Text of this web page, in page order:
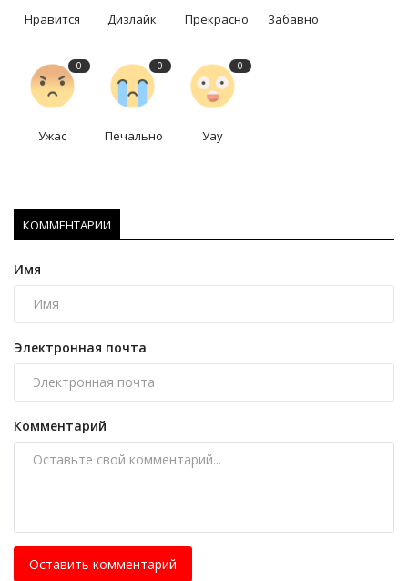
Нравится Дизлайк Прекрасно Забавно
0
Ужас
0
Печально
0
Уау
КОММЕНТАРИИ
Имя
Электронная почта
Комментарий
Оставить комментарий